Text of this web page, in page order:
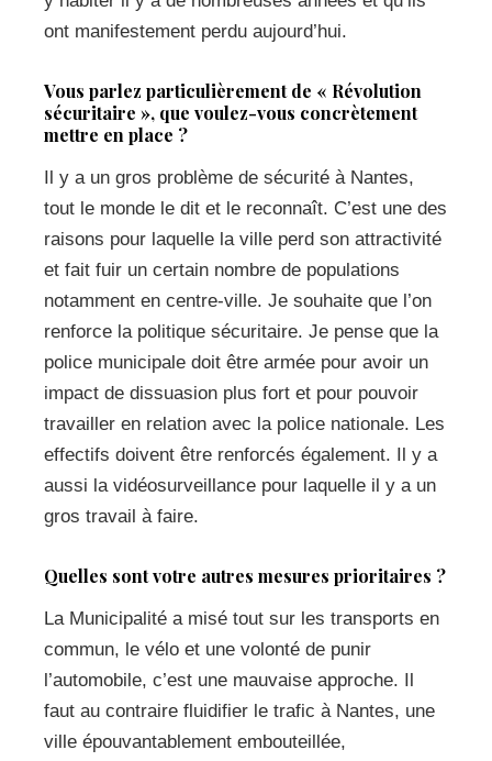
ont manifestement perdu aujourd’hui.
Vous parlez particulièrement de « Révolution
sécuritaire », que voulez-vous concrètement
mettre en place ?
Il y a un gros problème de sécurité à Nantes,
tout le monde le dit et le reconnaît. C’est une des
raisons pour laquelle la ville perd son attractivité
et fait fuir un certain nombre de populations
notamment en centre-ville. Je souhaite que l’on
renforce la politique sécuritaire. Je pense que la
police municipale doit être armée pour avoir un
impact de dissuasion plus fort et pour pouvoir
travailler en relation avec la police nationale. Les
effectifs doivent être renforcés également. Il y a
aussi la vidéosurveillance pour laquelle il y a un
gros travail à faire.
Quelles sont votre autres mesures prioritaires ?
La Municipalité a misé tout sur les transports en
commun, le vélo et une volonté de punir
l’automobile, c’est une mauvaise approche. Il
faut au contraire fluidifier le trafic à Nantes, une
ville épouvantablement embouteillée,